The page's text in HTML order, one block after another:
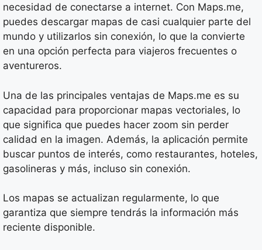
necesidad de conectarse a internet. Con Maps.me,
puedes descargar mapas de casi cualquier parte del
mundo y utilizarlos sin conexión, lo que la convierte
en una opción perfecta para viajeros frecuentes o
aventureros.
Una de las principales ventajas de Maps.me es su
capacidad para proporcionar mapas vectoriales, lo
que significa que puedes hacer zoom sin perder
calidad en la imagen. Además, la aplicación permite
buscar puntos de interés, como restaurantes, hoteles,
gasolineras y más, incluso sin conexión.
Los mapas se actualizan regularmente, lo que
garantiza que siempre tendrás la información más
reciente disponible.